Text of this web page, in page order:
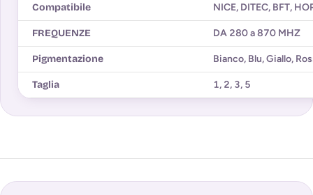
Compatibile NICE, DITEC, BFT,
FREQUENZE DA 280 a 870 MHZ
Pigmentazione Bianco, Blu,Giallo,
Taglia 1, 2, 3, 5